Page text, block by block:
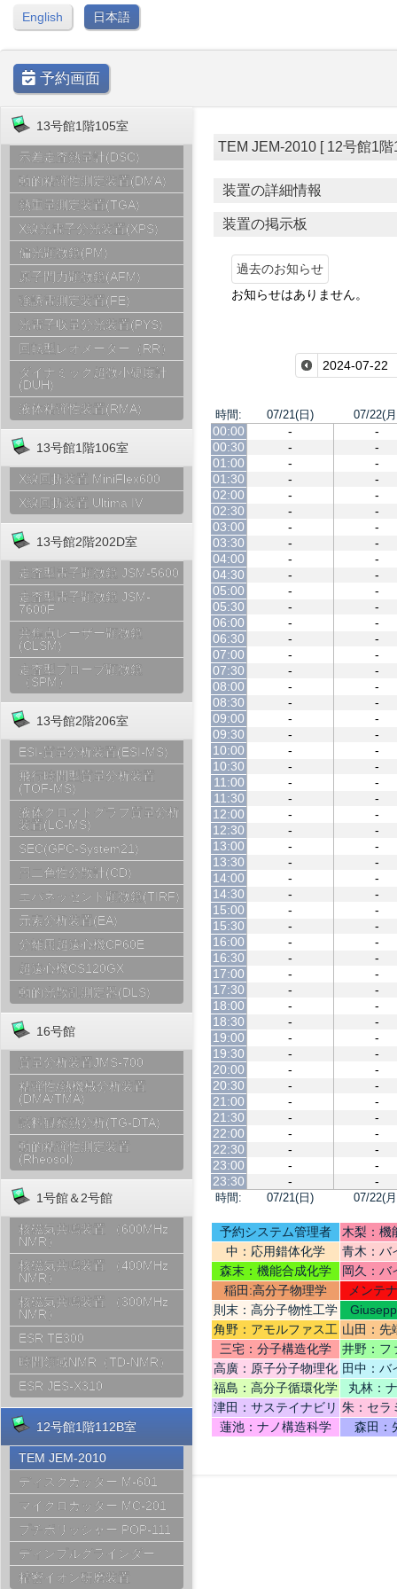
English 日本語
予約画面
13号館1階105室
示差走査熱量計(DSC)
動的粘弾性測定装置(DMA)
熱重量測定装置(TGA)
X線光電子分光装置(XPS)
偏光顕微鏡(PM)
原子間力顕微鏡(AFM)
強誘電測定装置(FE)
光電子収量分光装置(PYS)
回転型レオメーター（RR）
ダイナミック超微小硬度計
(DUH)
液体粘弾性装置(RMA)
13号館1階106室
X線回折装置 MiniFlex600
X線回折装置 Ultima IV
13号館2階202D室
走査型電子顕微鏡 JSM-5600
走査型電子顕微鏡 JSM-
7600F
共焦点レーザー顕微鏡
(CLSM)
走査型プローブ顕微鏡
（SPM）
13号館2階206室
ESI-質量分析装置(ESI-MS)
飛行時間型質量分析装置
(TOF-MS)
液体クロマトグラフ質量分析
装置(LC-MS)
SEC(GPC-System21)
円二色性分散計(CD)
エバネッセント顕微鏡(TIRF)
元素分析装置(EA)
分離用超遠心機CP60E
超遠心機CS120GX
動的光散乱測定器(DLS)
16号館
質量分析装置JMS-700
粘弾性/熱機械分析装置
(DMA/TMA)
試料観察熱分析(TG-DTA)
動的粘弾性測定装置
(Rheosol)
1号館＆2号館
核磁気共鳴装置 （600MHz
NMR）
核磁気共鳴装置 （400MHz
NMR）
核磁気共鳴装置 （300MHz
NMR）
ESR TE300
時間領域NMR（TD-NMR）
ESR JES-X310
12号館1階112B室
TEM JEM-2010
ディスクカッター M-601
マイクロカッター MC-201
プチポリッシャー POP-111
ディンプルグラインダー
精密イオン研磨装置
TEM JEM-2010 [ 12号館1
装置の詳細情報
装置の掲示板
過去のお知らせ
お知らせはありません。
時間: 07/21(日) 07/22(
時間: 07/21(日) 07/22(
00:00 -
-
00:30
-
-
01:00
-
-
01:30
-
-
02:00
-
-
02:30
-
-
03:00
-
-
03:30
-
-
04:00
-
-
04:30
-
-
05:00
-
-
05:30
-
-
06:00
-
-
06:30
-
-
07:00
-
-
07:30
-
-
08:00
-
-
08:30
-
-
09:00
-
-
09:30
-
-
10:00
-
-
10:30
-
-
11:00
-
-
11:30
-
-
12:00
-
-
12:30
-
-
13:00
-
-
13:30
-
-
14:00
-
-
14:30
-
-
15:00
-
-
15:30
-
-
16:00
-
-
16:30
-
-
17:00
-
-
17:30
-
-
18:00
-
-
18:30
-
-
19:00
-
-
19:30
-
-
20:00
-
-
20:30
-
-
21:00
-
-
21:30
-
-
22:00
-
-
22:30
-
-
23:00
-
-
23:30
- -
予約システム管理者
木梨：機
中：応用錯体化学
青木：バ
テリ
森末：機能合成化学
岡久：バ
稲田:高分子物理学
メンテ
則末：高分子物性工学
角野：アモルファス工
学
山田：先
機
三宅：分子構造化学
井野：フ
高廣：原子分子物理化
学
田中：バ
福島：高分子循環化学
丸林：
津田：サステイナビリ
ティデザイン
朱：セラ
蓮池：ナノ構造科学
森田：